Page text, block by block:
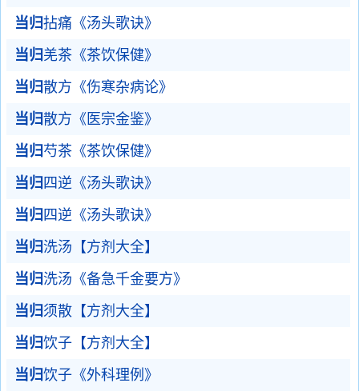
当归拈痛《汤头歌诀》
当归 羌茶《茶饮保健》
当归散方《伤寒杂病论》
当归散方《医宗金鉴》
当归 芍茶《茶饮保健》
当归 四逆《汤头歌诀》
当归 四逆《汤头歌诀》
当归 洗汤【方剂大全】
当归 洗汤《备急千金要方》
当归 须散【方剂大全】
当归饮子【方剂大全】
当归饮子《外科理例》